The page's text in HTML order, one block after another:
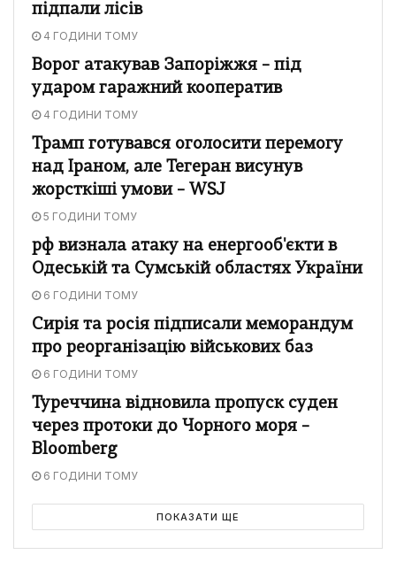
підпали лісів
4 ГОДИНИ ТОМУ
Ворог атакував Запоріжжя – під
ударом гаражний кооператив
4 ГОДИНИ ТОМУ
Трамп готувався оголосити перемогу
над Іраном, але Тегеран висунув
жорсткіші умови – WSJ
5 ГОДИНИ ТОМУ
рф визнала атаку на енергооб'єкти в
Одеській та Сумській областях України
6 ГОДИНИ ТОМУ
Сирія та росія підписали меморандум
про реорганізацію військових баз
6 ГОДИНИ ТОМУ
Туреччина відновила пропуск суден
через протоки до Чорного моря –
Bloomberg
6 ГОДИНИ ТОМУ
ПОКАЗАТИ ЩЕ